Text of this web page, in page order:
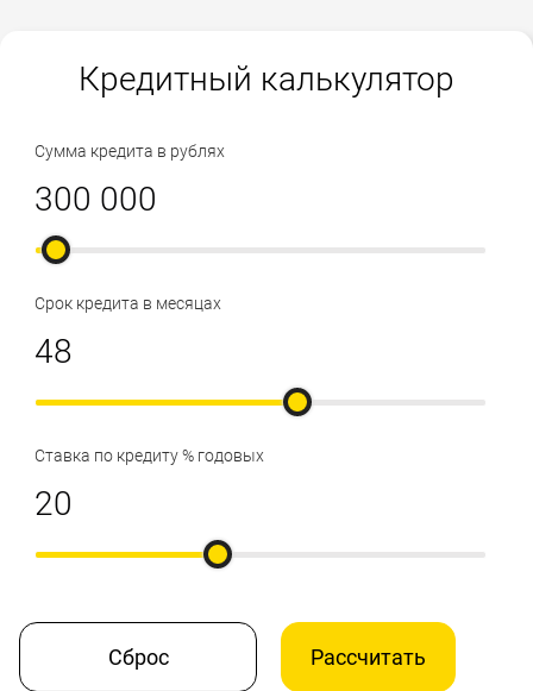
Кредитный калькулятор
Сумма кредита в рублях
Срок кредита в месяцах
Ставка по кредиту % годовых
Сброс Рассчитать